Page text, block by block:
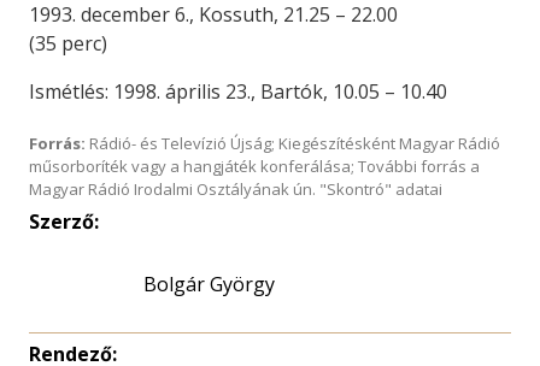
1993. december 6., Kossuth, 21.25 – 22.00
(35 perc)
Ismétlés: 1998. április 23., Bartók, 10.05 – 10.40
Forrás: Rádió- és Televízió Újság; Kiegészítésként Magyar Rádió
műsorboríték vagy a hangjáték konferálása; További forrás a
Magyar Rádió Irodalmi Osztályának ún. "Skontró" adatai
Szerző:
Bolgár György
Rendező: